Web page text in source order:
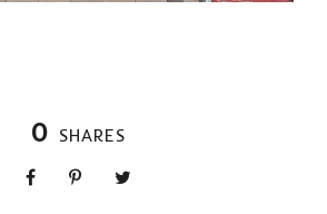
0 SHARES